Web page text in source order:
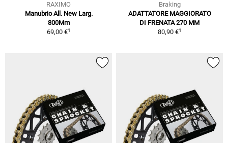
RAXIMO
Manubrio All. New Larg.
800Mm
69,00 €1
Braking
ADATTATORE MAGGIORATO
DI FRENATA 270 MM
80,90 €1